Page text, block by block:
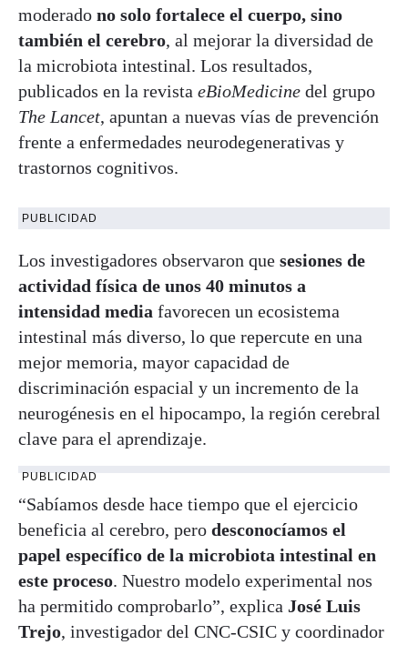
moderado no solo fortalece el cuerpo, sino
también el cerebro, al mejorar la diversidad de
la microbiota intestinal. Los resultados,
publicados en la revista eBioMedicine del grupo
The Lancet, apuntan a nuevas vías de prevención
frente a enfermedades neurodegenerativas y
trastornos cognitivos.
PUBLICIDAD
Los investigadores observaron que sesiones de
actividad física de unos 40 minutos a
intensidad media favorecen un ecosistema
intestinal más diverso, lo que repercute en una
mejor memoria, mayor capacidad de
discriminación espacial y un incremento de la
neurogénesis en el hipocampo, la región cerebral
clave para el aprendizaje.
PUBLICIDAD
“Sabíamos desde hace tiempo que el ejercicio
beneficia al cerebro, pero desconocíamos el
papel específico de la microbiota intestinal en
este proceso. Nuestro modelo experimental nos
ha permitido comprobarlo”, explica José Luis
Trejo, investigador del CNC-CSIC y coordinador